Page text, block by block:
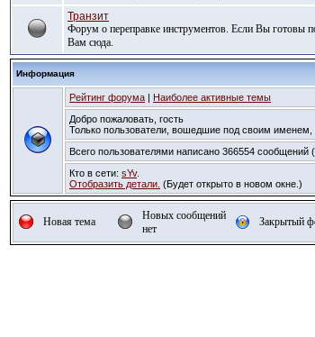
Транзит
Форум о переправке инструментов. Если Вы готовы
Вам сюда.
Информация
Рейтинг форума | Наиболее активные темы
Добро пожаловать, гость
Только пользователи, вошедшие под своим
Всего пользователями написано 366554 сообщений
Кто в сети: sYv.
Отобразить детали. (Будет открыто в новом окне.)
Новая тема
Новых сообщений
нет
Закрытый